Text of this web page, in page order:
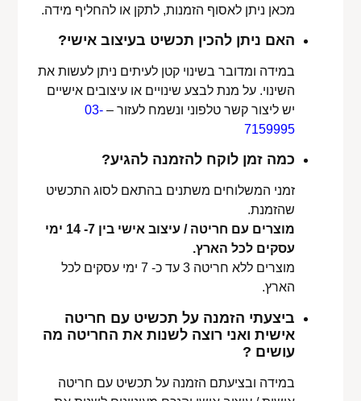
מכאן ניתן לאסוף הזמנות, לתקן או להחליף מידה.
האם ניתן להכין תכשיט בעיצוב אישי?
במידה ומדובר בשינוי קטן לעיתים ניתן לעשות את
השינוי. על מנת לבצע שינויים או עיצובים אישיים
יש ליצור קשר טלפוני ונשמח לעזור –03-
7159995
כמה זמן לוקח להזמנה להגיע?
זמני המשלוחים משתנים בהתאם לסוג התכשיט
שהזמנת.
מוצרים עם חריטה / עיצוב אישי בין 7- 14 ימי
עסקים לכל הארץ.
מוצרים ללא חריטה 3 עד כ- 7 ימי עסקים לכל
הארץ.
ביצעתי הזמנה על תכשיט עם חריטה
אישית ואני רוצה לשנות את החריטה מה
עושים ?
במידה ובציעתם הזמנה על תכשיט עם חריטה